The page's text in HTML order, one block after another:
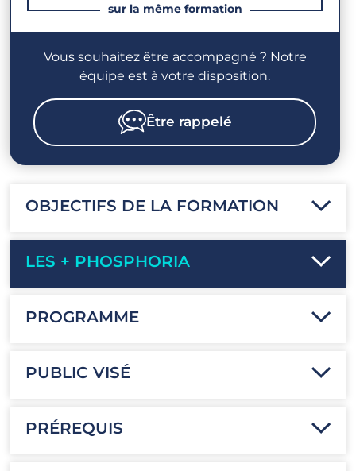
sur la même formation
Vous souhaitez être accompagné ? Notre
équipe est à votre disposition.
Être rappelé
OBJECTIFS DE LA FORMATION
LES + PHOSPHORIA
PROGRAMME
PUBLIC VISÉ
PRÉREQUIS